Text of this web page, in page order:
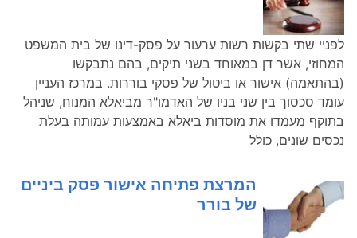
לפניי שתי בקשות רשות ערעור על פסק-דינו של בית המשפט
המחוזי, אשר דן במאוחד בשני תיקים, בהם נתבקשו
(בהתאמה) אישור או ביטול של פסקי בוררות. במרכז העניין
עומד סכסוך בין שני בניו של האדמו"ר מביאלא המנוח, שניהל
בתוקף מעמדו את מוסדות ביאלא באמצעות עמותה בעלת
נכסים שונים, כולל
המרצת פתיחה אישור פסק ביניים
של בורר